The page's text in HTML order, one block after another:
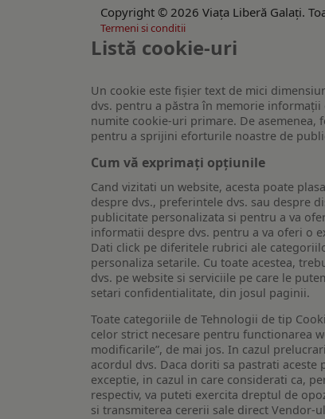
Copyright © 2026 Viaţa Liberă Galaţi.
Termeni si conditii
Listă cookie-uri
Un cookie este fişier text de mici
dvs. pentru a păstra în memorie
numite cookie-uri primare. De
pentru a sprijini eforturile noastre de
Cum vă exprimați opțiunile
Cand vizitati un website, acesta poate
despre dvs., preferintele dvs. sau despre
publicitate personalizata si pentru a va
informatii despre dvs. pentru a va oferi o
Dati click pe diferitele rubrici ale
personaliza setarile. Cu toate acestea,
dvs. pe website si serviciile pe care le
setari confidentialitate, din josul paginii.
Toate categoriile de Tehnologii de tip
celor strict necesare pentru functionarea
modificarile”, de mai jos. In cazul
acordul dvs. Daca doriti sa pastrati
exceptie, in cazul in care considerati ca,
respectiv, va puteti exercita dreptul de
si transmiterea cererii sale direct Vendor-